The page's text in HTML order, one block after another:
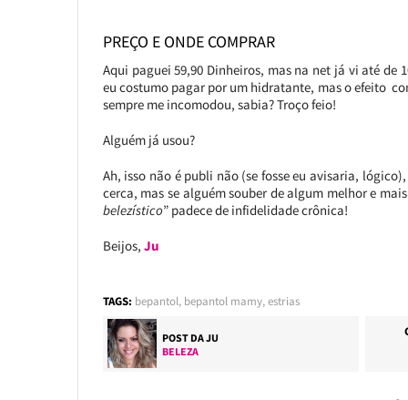
PREÇO E ONDE COMPRAR
Aqui paguei 59,90 Dinheiros, mas na net já vi até de
eu costumo pagar por um hidratante, mas o efeito
sempre me incomodou, sabia? Troço feio!
Alguém já usou?
Ah, isso não é publi não (se fosse eu avisaria,
cerca, mas se alguém souber de algum melhor e
belezístico” padece de infidelidade crônica!
Beijos, Ju
TAGS: bepantol, bepantol mamy,estrias
POST DAJU
BELEZA